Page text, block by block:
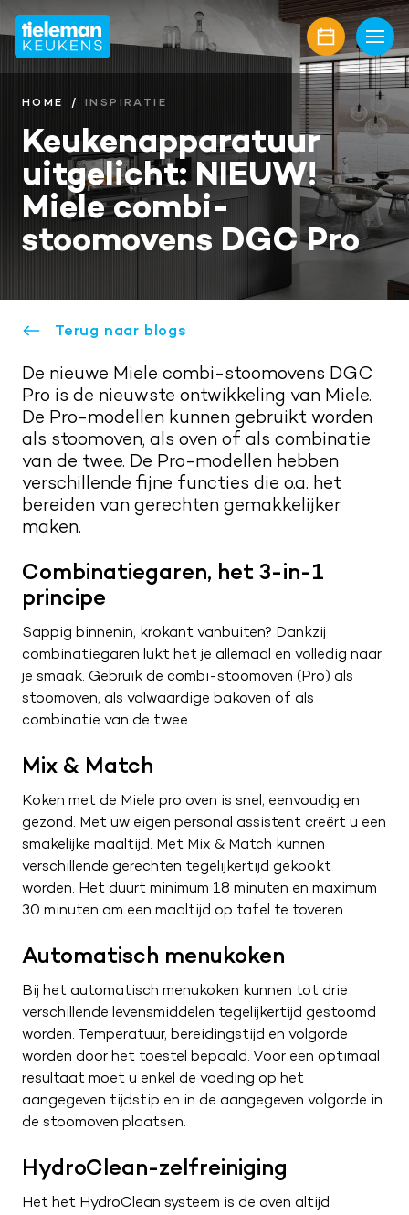
Home
Keukens
Onze collectie
Keukenmerken
Keukenfronten
Aanrechtbladen
Keukenapparatuur
Keukenaccessoires
Keukenrenovatie
Showroom
Showroomaanbiedingen
Inspiratie
Keukenstijlen
Geplaatste keukens
Maatwerk interieur
Nieuwbouw
Onze diensten
Onze projectpartners
Geschiedenis familiebedrijf
Kwaliteit en service
Merken
Verkoopadviseurs
Bel mij terug
Nieuwsbrief
Route naar showroom
Servicemelding
0187 602 555
info@tieleman.nl
MA
09:00 – 17:00
WO
09:00 – 17:00
VR
09:00 – 21:00
ZA
09:00 – 17:00
ZO
Gesloten
Maak een afspraak
HOME INSPIRATIE
Keukenapparatuur
uitgelicht: NIEUW!
Miele combi-​
stoomovens DGC Pro
Terug naar blogs
De nieuwe Miele combi-​stoomovens DGC
Pro is de nieuwste ontwikkeling van Miele.
De Pro-modellen kunnen gebruikt worden
als stoomoven, als oven of als combinatie
van de twee. De Pro-modellen hebben
verschillende fijne functies die o.a. het
bereiden van gerechten gemakkelijker
maken.
Combinatiegaren, het 3-in-1
principe
Sappig binnenin, krokant vanbuiten? Dankzij
combinatiegaren lukt het je allemaal en volledig naar
je smaak. Gebruik de combi-stoomoven (Pro) als
stoomoven, als volwaardige bakoven of als
combinatie van de twee.
Mix & Match
Koken met de Miele pro oven is snel, eenvoudig en
gezond. Met uw eigen personal assistent creërt u een
smakelijke maaltijd. Met Mix & Match kunnen
verschillende gerechten tegelijkertijd gekookt
worden. Het duurt minimum 18 minuten en maximum
30 minuten om een maaltijd op tafel te toveren.
Automatisch menukoken
Bij het automatisch menukoken kunnen tot drie
verschillende levensmiddelen tegelijkertijd gestoomd
worden. Temperatuur, bereidingstijd en volgorde
worden door het toestel bepaald. Voor een optimaal
resultaat moet u enkel de voeding op het
aangegeven tijdstip en in de aangegeven volgorde in
de stoomoven plaatsen.
HydroClean-zelfreiniging
Het het HydroClean systeem is de oven altijd